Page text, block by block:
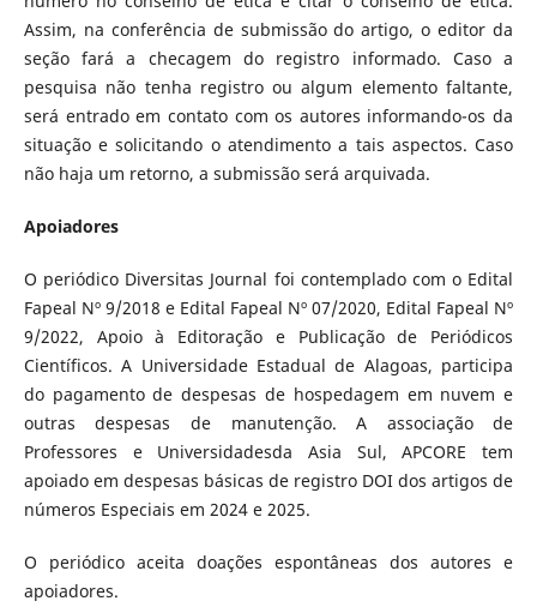
Assim, na conferência de submissão do artigo, o editor da
seção fará a checagem do registro informado. Caso a
pesquisa não tenha registro ou algum elemento faltante,
será entrado em contato com os autores informando-os da
situação e solicitando o atendimento a tais aspectos. Caso
não haja um retorno, a submissão será arquivada.
Apoiadores
O periódico Diversitas Journal foi contemplado com o Edital
Fapeal Nº 9/2018 e Edital Fapeal Nº 07/2020, Edital Fapeal Nº
9/2022, Apoio à Editoração e Publicação de Periódicos
Científicos. A Universidade Estadual de Alagoas, participa
do pagamento de despesas de hospedagem em nuvem e
outras despesas de manutenção. A associação de
Professores e Universidadesda Asia Sul, APCORE tem
apoiado em despesas básicas de registro DOI dos artigos de
números Especiais em 2024 e 2025.
O periódico aceita doações espontâneas dos autores e
apoiadores.